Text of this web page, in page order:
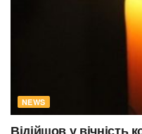
NEWS